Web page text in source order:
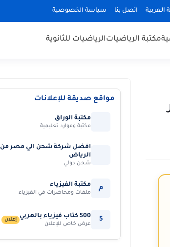
العربية اتصل بنا سياسة الخصوصية
مكتبة الرياضياتالرياضيات للثانوية
مواقع صديقة للإعلانات
مكتبة الوراق
مكتبة وموارد تعليمية
افضل شركة شحن الي مصر من
الرياض
شحن دولي
م مكتبة الفيزياء
ملفات ومحاضرات في الفيزياء
5 500 كتاب فيزياء بالعربي
عرض خاص للإعلان
إعلان